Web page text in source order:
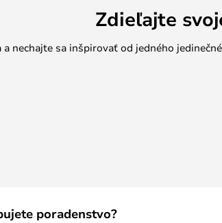
Zdieľajte
nechajte sa inšpirovať od jedného
poradenstvo?